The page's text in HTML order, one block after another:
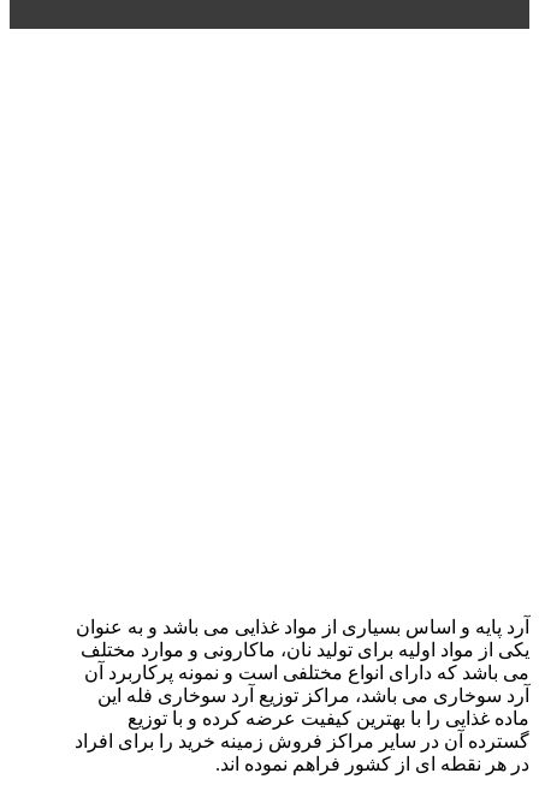
آرد پایه و اساس بسیاری از مواد غذایی می ‌باشد و به‌ عنوان
یکی از مواد اولیه برای تولید نان، ماکارونی و موارد مختلف
می ‌باشد که دارای انواع مختلفی است و نمونه پرکاربرد آن
آرد سوخاری می ‌باشد، مراکز توزیع آرد سوخاری فله این
ماده غذایی را با بهترین کیفیت عرضه کرده و با توزیع
گسترده آن در سایر مراکز فروش زمینه خرید را برای افراد
در هر نقطه ‌ای از کشور فراهم نموده اند.